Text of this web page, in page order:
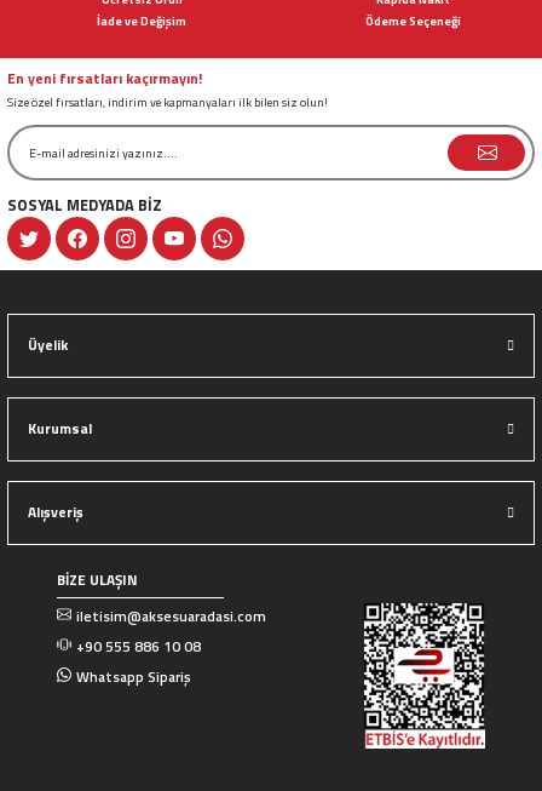
Ürün bilgilerinde hatalar bulunuyor.
Bu ürüne benzer farklı alternatifler olmalı.
İade ve Değişim
Ödeme Seçeneği
En yeni fırsatları kaçırmayın!
Size özel fırsatları, indirim ve kapmanyaları ilk bilen siz olun!
SOSYAL MEDYADA BİZ
Üyelik
Kurumsal
Alışveriş
BİZE ULAŞIN
iletisim@aksesuaradasi.com
+90 555 886 10 08
Whatsapp Sipariş